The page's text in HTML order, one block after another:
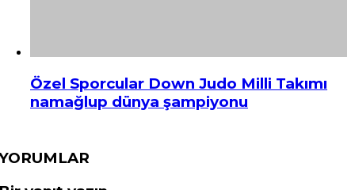
Özel Sporcular Down Judo Milli Takımı
namağlup dünya şampiyonu